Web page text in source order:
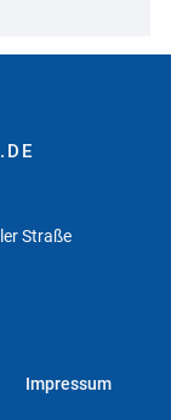
Straße
Impressum